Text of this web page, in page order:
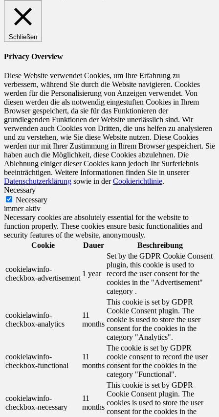
Schließen
Privacy Overview
Diese Website verwendet Cookies, um Ihre Erfahrung zu
verbessern, während Sie durch die Website navigieren. Cookies
werden für die Personalisierung von Anzeigen verwendet. Von
diesen werden die als notwendig eingestuften Cookies in Ihrem
Browser gespeichert, da sie für das Funktionieren der
grundlegenden Funktionen der Website unerlässlich sind. Wir
verwenden auch Cookies von Dritten, die uns helfen zu analysieren
und zu verstehen, wie Sie diese Website nutzen. Diese Cookies
werden nur mit Ihrer Zustimmung in Ihrem Browser gespeichert. Sie
haben auch die Möglichkeit, diese Cookies abzulehnen. Die
Ablehnung einiger dieser Cookies kann jedoch Ihr Surferlebnis
beeinträchtigen. Weitere Informationen finden Sie in unserer
Datenschutzerklärung sowie in derCookierichtlinie.
Necessary
Necessary
immer aktiv
Necessary cookies are absolutely essential for the website to
function properly. These cookies ensure basic functionalities and
security features of the website, anonymously.
Cookie
Dauer Beschreibung
cookielawinfo-
checkbox-advertisement
1 year
Set by the GDPR Cookie Consent
plugin, this cookie is used to
record the user consent for the
cookies in the "Advertisement"
category .
cookielawinfo-
checkbox-analytics
11
months
This cookie is set by GDPR
Cookie Consent plugin. The
cookie is used to store the user
consent for the cookies in the
category "Analytics".
cookielawinfo-
checkbox-functional
11
months
The cookie is set by GDPR
cookie consent to record the user
consent for the cookies in the
category "Functional".
cookielawinfo-
checkbox-necessary
11
months
This cookie is set by GDPR
Cookie Consent plugin. The
cookies is used to store the user
consent for the cookies in the